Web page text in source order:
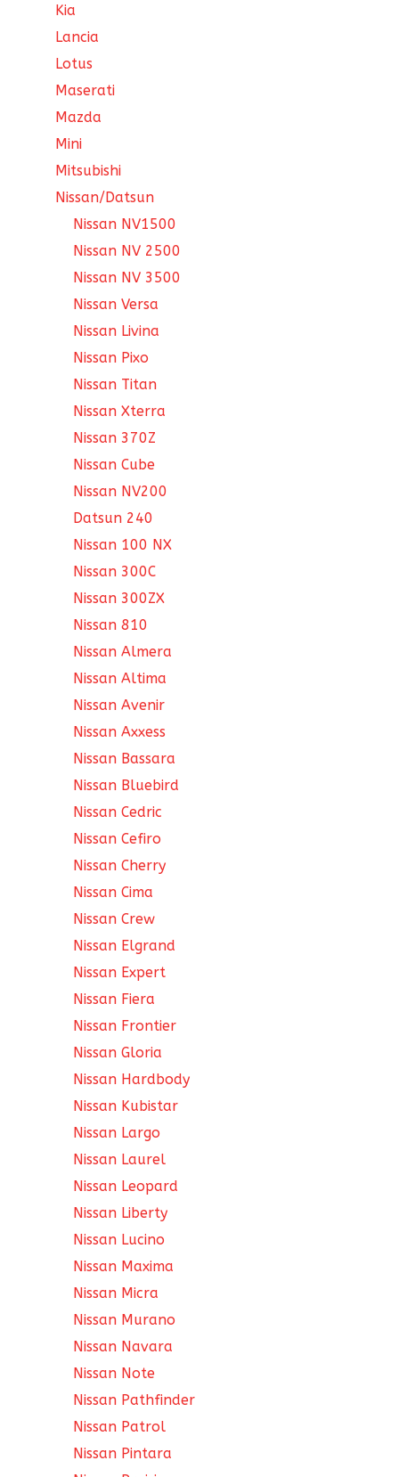
Kia
Lancia
Lotus
Maserati
Mazda
Mini
Mitsubishi
Nissan/Datsun
Nissan NV1500
Nissan NV 2500
Nissan NV 3500
Nissan Versa
Nissan Livina
Nissan Pixo
Nissan Titan
Nissan Xterra
Nissan 370Z
Nissan Cube
Nissan NV200
Datsun 240
Nissan 100 NX
Nissan 300C
Nissan 300ZX
Nissan 810
Nissan Almera
Nissan Altima
Nissan Avenir
Nissan Axxess
Nissan Bassara
Nissan Bluebird
Nissan Cedric
Nissan Cefiro
Nissan Cherry
Nissan Cima
Nissan Crew
Nissan Elgrand
Nissan Expert
Nissan Fiera
Nissan Frontier
Nissan Gloria
Nissan Hardbody
Nissan Kubistar
Nissan Largo
Nissan Laurel
Nissan Leopard
Nissan Liberty
Nissan Lucino
Nissan Maxima
Nissan Micra
Nissan Murano
Nissan Navara
Nissan Note
Nissan Pathfinder
Nissan Patrol
Nissan Pintara